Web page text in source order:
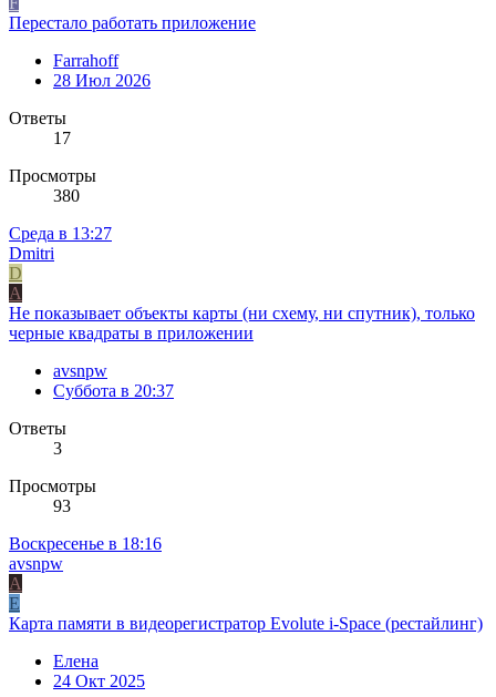
Перестало работать приложение
Farrahoff
28 Июл 2026
Ответы
17
Просмотры
380
Среда в 13:27
Dmitri
D
A
Не показывает объекты карты (ни схему, ни спутник), только
черные квадраты в приложении
avsnpw
Суббота в 20:37
Ответы
3
Просмотры
93
Воскресенье в 18:16
avsnpw
A
Е
Карта памяти в видеорегистратор Evolute i-Space (рестайлинг)
Елена
24 Окт 2025